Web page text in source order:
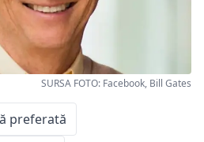
SURSA FOTO: Facebook, Bill Gates
preferată